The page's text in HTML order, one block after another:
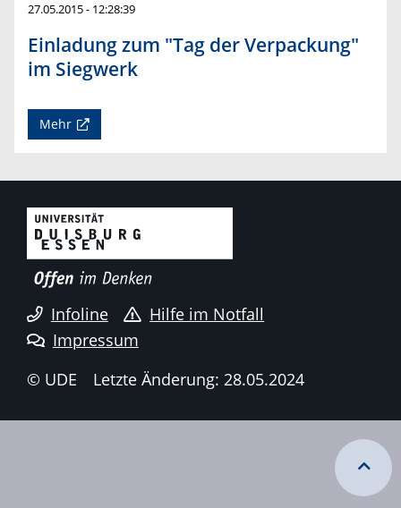
27.05.2015 - 12:28:39
Einladung zum "Tag der Verpackung"
im Siegwerk
Mehr
Infoline
Hilfe im Notfall
Impressum
© UDE
Letzte Änderung: 28.05.2024